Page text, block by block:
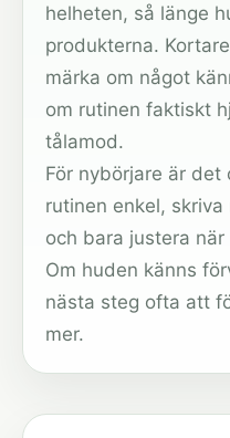
helheten, så länge
produkterna.
märka om något
om rutinen faktiskt
tålamod.
För nybörjare är
rutinen enkel,
och bara justera
Om huden känns
nästa steg ofta att
mer.